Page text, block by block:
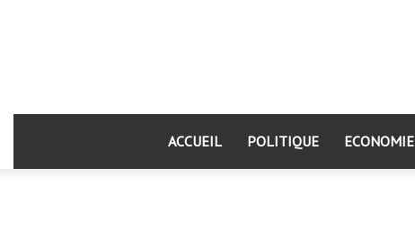
ACCUEIL POLITIQUE ECONOMIE